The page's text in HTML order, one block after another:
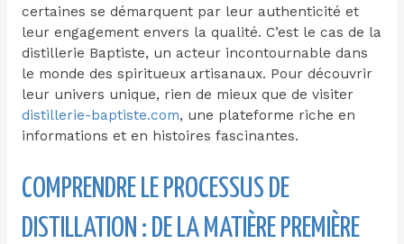
certaines se démarquent par leur authenticité et
leur engagement envers la qualité. C’est le cas de la
distillerie Baptiste, un acteur incontournable dans
le monde des spiritueux artisanaux. Pour découvrir
leur univers unique, rien de mieux que de visiter
distillerie-baptiste.com, une plateforme riche en
informations et en histoires fascinantes.
COMPRENDRE LE PROCESSUS DE
DISTILLATION : DE LA MATIÈRE PREMIÈRE